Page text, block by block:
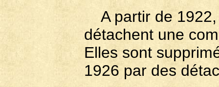
A partir de 1922,
détachent une
Elles sont
1926 par des